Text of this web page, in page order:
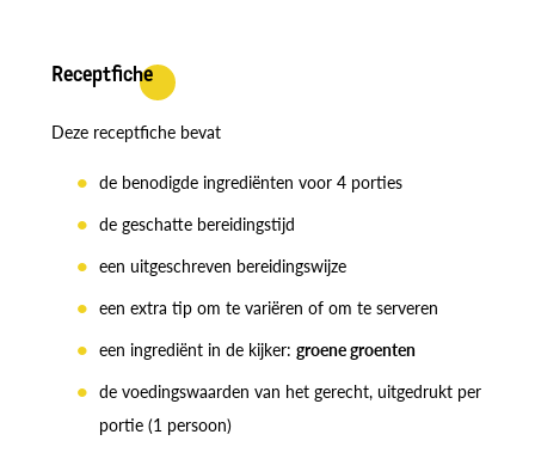
Receptfiche
Deze receptfiche bevat
de benodigde ingrediënten voor 4 porties
de geschatte bereidingstijd
een uitgeschreven bereidingswijze
een extra tip om te variëren of om te serveren
een ingrediënt in de kijker: groene groenten
de voedingswaarden van het gerecht, uitgedrukt per
portie (1 persoon)